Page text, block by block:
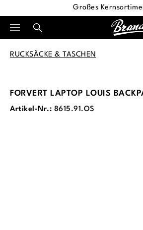
Großes
RUCKSÄCKE & TASCHEN
FORVERT LAPTOP LOUIS
Artikel-Nr.: 8615.91.OS